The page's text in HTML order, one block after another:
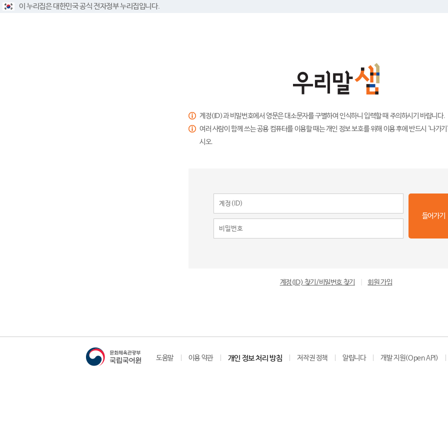
이 누리집은 대한민국 공식 전자정부 누리집입니다.
계정(ID)과 비밀번호에서 영문은 대소문자를 구별하여 인식하니 입력할 때 주의하시기 바랍니다.
여러 사람이 함께 쓰는 공용 컴퓨터를 이용할 때는 개인 정보 보호를 위해 이용 후에 반드시 '나가
시오.
들어가기
계정(ID) 찾기/비밀번호 찾기 회원 가입
도움말 이용 약관 개인 정보 처리 방침 저작권 정책 알립니다 개발 지원(Open API)